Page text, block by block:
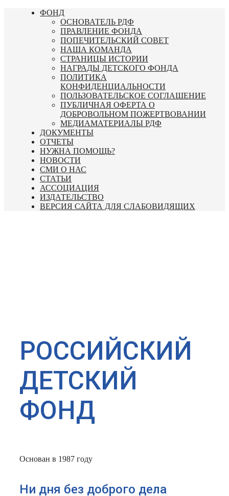
Перейти
ФОНД
ОСНОВАТЕЛЬ РДФ
ПРАВЛЕНИЕ ФОНДА
ПОПЕЧИТЕЛЬСКИЙ СОВЕТ
НАША КОМАНДА
СТРАНИЦЫ ИСТОРИИ
НАГРАДЫ ДЕТСКОГО ФОНДА
ПОЛИТИКА
КОНФИДЕНЦИАЛЬНОСТИ
ПОЛЬЗОВАТЕЛЬСКОЕ СОГЛАШЕНИЕ
ПУБЛИЧНАЯ ОФЕРТА О
ДОБРОВОЛЬНОМ ПОЖЕРТВОВАНИИ
МЕДИАМАТЕРИАЛЫ РДФ
ДОКУМЕНТЫ
ОТЧЕТЫ
НУЖНА ПОМОЩЬ?
НОВОСТИ
СМИ О НАС
СТАТЬИ
АССОЦИАЦИЯ
ИЗДАТЕЛЬСТВО
ВЕРСИЯ САЙТА ДЛЯ СЛАБОВИДЯЩИХ
РОССИЙСКИЙ
ДЕТСКИЙ
ФОНД
Основан в 1987 году
Ни дня без доброго дела